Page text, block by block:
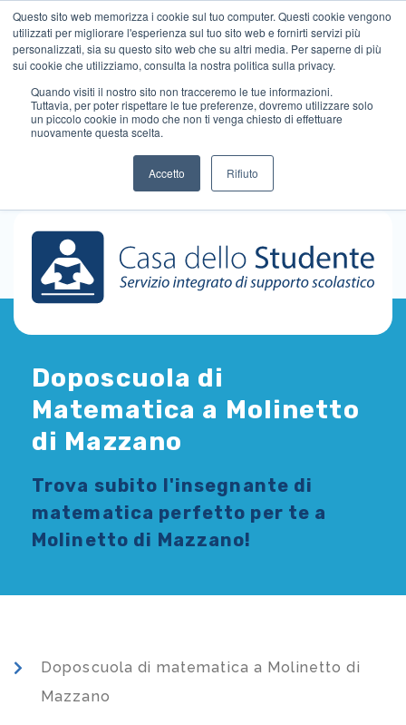
Questo sito web memorizza i cookie sul tuo computer. Questi cookie vengono
utilizzati per migliorare l'esperienza sul tuo sito web e fornirti servizi più
personalizzati, sia su questo sito web che su altri media. Per saperne di più
sui cookie che utilizziamo, consulta la nostra politica sulla privacy.
Quando visiti il ​​nostro sito non tracceremo le tue informazioni.
Tuttavia, per poter rispettare le tue preferenze, dovremo utilizzare solo
un piccolo cookie in modo che non ti venga chiesto di effettuare
nuovamente questa scelta.
Accetto Rifiuto
Doposcuola di
Matematica a Molinetto
di Mazzano
Trova subito l'insegnante di
matematica perfetto per te a
Molinetto di Mazzano!
Doposcuola di matematica a Molinetto di
Mazzano